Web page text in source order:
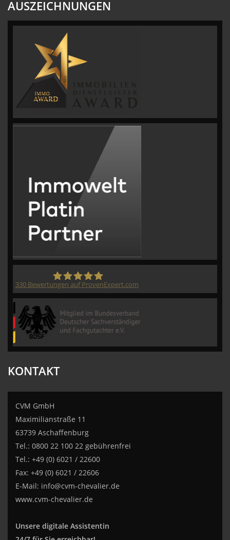
AUSZEICHNUNGEN
330 Bewertungen auf ProvenExpert.com
KONTAKT
CVM GmbH
Maximilianstraße 11
63739 Aschaffenburg
Tel.: 0800 22 100 22 gebührenfrei
Tel.: +49 (0) 6021 / 22600
Fax: +49 (0) 6021 / 22606
E-Mail: info@cvm-chevalier.de
www.cvm-chevalier.de
Unsere digitale Assistentin